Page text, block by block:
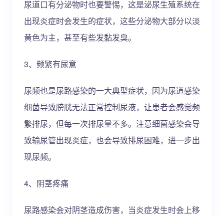
尿道口有分泌物时也要警惕，这是泌尿生殖系统在
出现炎症时会发生的症状，这些分泌物大部分以淡
黄色为主，甚至有些发黏发臭。
3、频繁有尿意
尿频也是尿路感染的一大典型症状，因为尿道感染
细菌导致膀胱无法正常控制尿液，让患者会感觉频
繁排尿，但每一次排尿量不多。注意细菌感染会导
致输尿管出现炎症，也会导致排尿困难，进一步出
现尿频。
4、阴茎疼痛
尿路感染会对阴茎造成伤害，当炎症发生时会上移